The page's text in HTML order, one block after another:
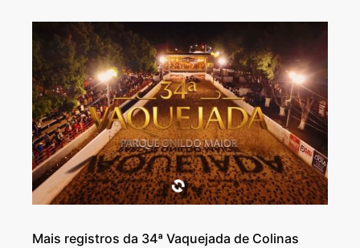
Mais registros da 34ª Vaquejada de Colinas